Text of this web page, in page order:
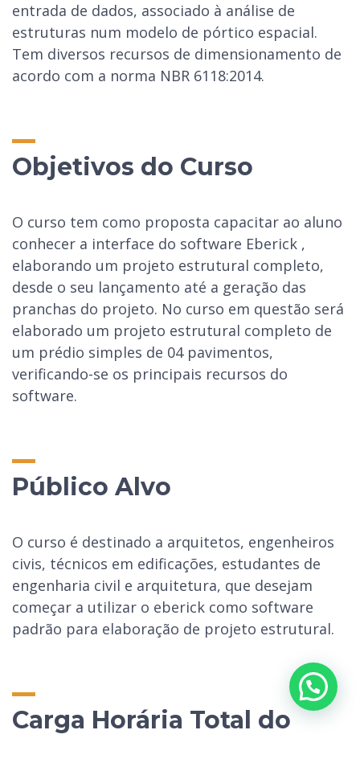
entrada de dados, associado à análise de
estruturas num modelo de pórtico espacial.
Tem diversos recursos de dimensionamento de
acordo com a norma NBR 6118:2014.
Objetivos do Curso
O curso tem como proposta capacitar ao aluno
conhecer a interface do software Eberick ,
elaborando um projeto estrutural completo,
desde o seu lançamento até a geração das
pranchas do projeto. No curso em questão será
elaborado um projeto estrutural completo de
um prédio simples de 04 pavimentos,
verificando-se os principais recursos do
software.
Público Alvo
O curso é destinado a arquitetos, engenheiros
civis, técnicos em edificações, estudantes de
engenharia civil e arquitetura, que desejam
começar a utilizar o eberick como software
padrão para elaboração de projeto estrutural.
Carga Horária Total do